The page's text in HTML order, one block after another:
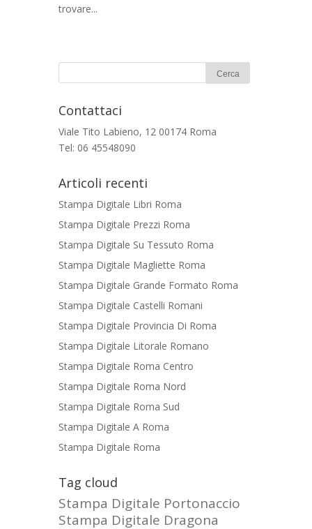
trovare...
Contattaci
Viale Tito Labieno, 12 00174 Roma
Tel: 06 45548090
Articoli recenti
Stampa Digitale Libri Roma
Stampa Digitale Prezzi Roma
Stampa Digitale Su Tessuto Roma
Stampa Digitale Magliette Roma
Stampa Digitale Grande Formato Roma
Stampa Digitale Castelli Romani
Stampa Digitale Provincia Di Roma
Stampa Digitale Litorale Romano
Stampa Digitale Roma Centro
Stampa Digitale Roma Nord
Stampa Digitale Roma Sud
Stampa Digitale A Roma
Stampa Digitale Roma
Tag cloud
Stampa Digitale Portonaccio
Stampa Digitale Dragona